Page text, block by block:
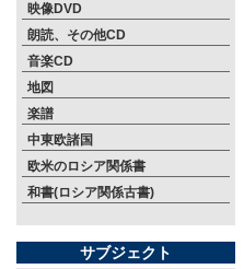
映像DVD
朗読、その他CD
音楽CD
地図
楽譜
中東欧諸国
欧米のロシア関係書
和書(ロシア関係古書)
サブジェクト